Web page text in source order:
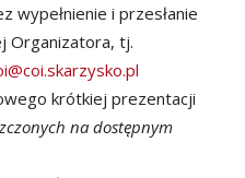
wypełnienie i przesłanie
Organizatora, tj.
krótkiej prezentacji
na dostępnym